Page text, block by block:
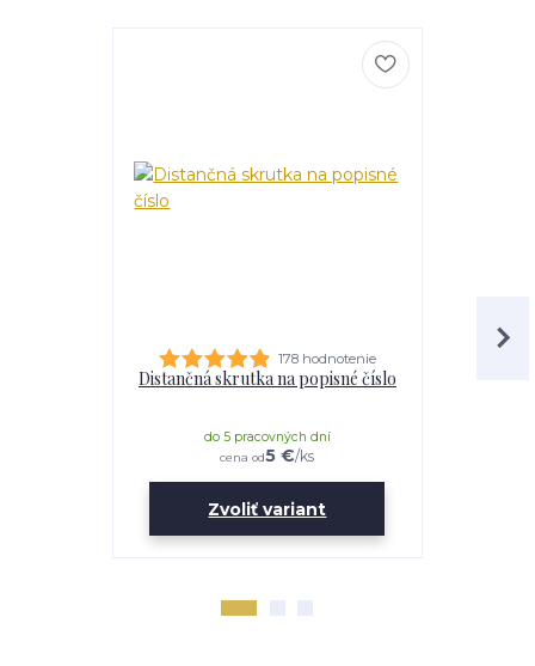
178 hodnotenie
Distančná skrutka na popisné číslo
cena od5 €/ks
do 5 pracovných dní
Zvoliť variant